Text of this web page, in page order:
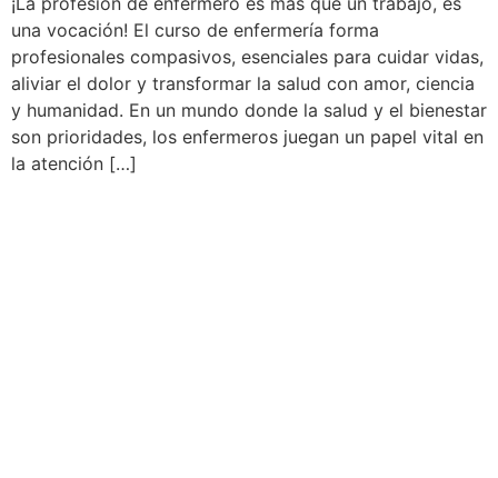
una vocación! El curso de enfermería forma
profesionales compasivos, esenciales para cuidar vidas,
aliviar el dolor y transformar la salud con amor, ciencia
y humanidad. En un mundo donde la salud y el bienestar
son prioridades, los enfermeros juegan un papel vital en
la atención […]